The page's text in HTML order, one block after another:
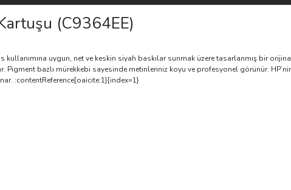
(C9364EE)
uygun, net ve keskin siyah baskılar sunmak üzere tasarlanmış bir
bazlı mürekkebi sayesinde metinleriniz koyu ve profesyonel görünür.
:contentReference[oaicite:1]{index=1}